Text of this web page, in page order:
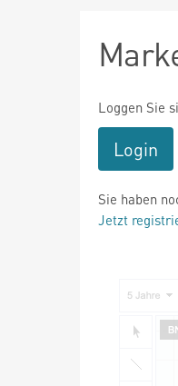
Loggen Sie
Login
Sie haben
Jetzt